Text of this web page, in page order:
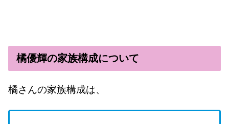
橘優輝の家族構成について
橘さんの家族構成は、